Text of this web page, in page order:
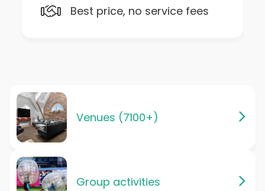
Best price, no service fees
Venues (7100+)
Group activities